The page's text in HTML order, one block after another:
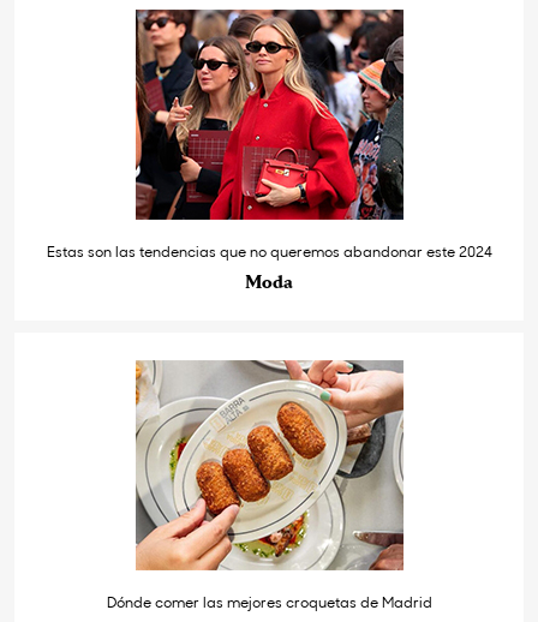
Estas son las tendencias que no queremos abandonar este 2024
Moda
Dónde comer las mejores croquetas de Madrid